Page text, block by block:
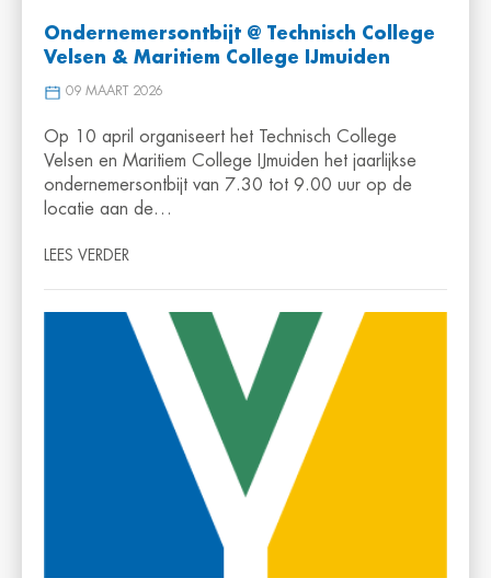
Ondernemersontbijt @ Technisch College
Velsen & Maritiem College IJmuiden
09 MAART 2026
Op 10 april organiseert het Technisch College
Velsen en Maritiem College IJmuiden het jaarlijkse
ondernemersontbijt van 7.30 tot 9.00 uur op de
locatie aan de…
LEES VERDER